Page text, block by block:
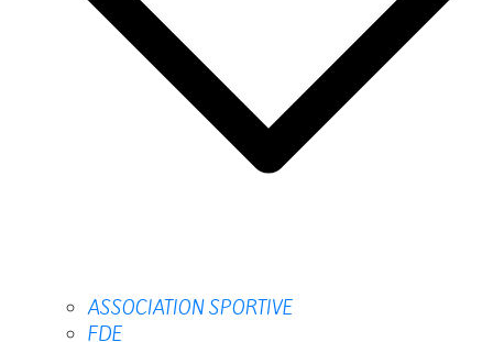
ASSOCIATION SPORTIVE
FDE